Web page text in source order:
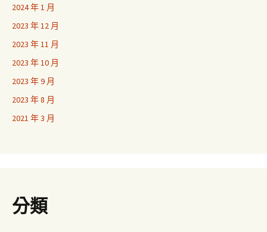
2024 年 1 月
2023 年 12 月
2023 年 11 月
2023 年 10 月
2023 年 9 月
2023 年 8 月
2021 年 3 月
分類